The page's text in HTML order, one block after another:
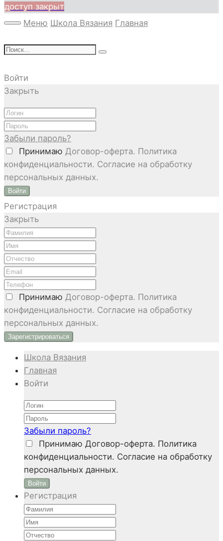
доступ закрыт
Меню Школа Вязания Главная
Войти
Закрыть
Забыли пароль?
Принимаю Договор-оферта. Политика
конфиденциальности. Согласие на обработку
персональных данных.
Войти
Регистрация
Закрыть
Принимаю Договор-оферта. Политика
конфиденциальности. Согласие на обработку
персональных данных.
Школа Вязания
Главная
Войти
Забыли пароль?
Принимаю Договор-оферта. Политика
конфиденциальности. Согласие на обработку
персональных данных.
Войти
Регистрация